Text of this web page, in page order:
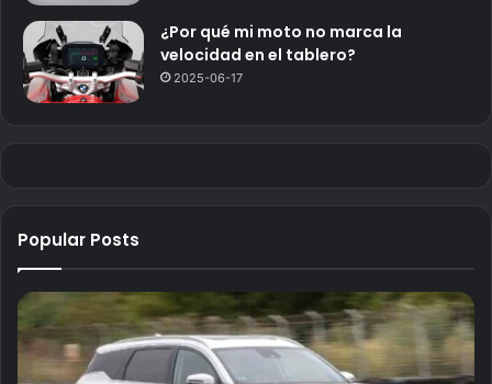
¿Por qué mi moto no marca la
velocidad en el tablero?
2025-06-17
Popular Posts